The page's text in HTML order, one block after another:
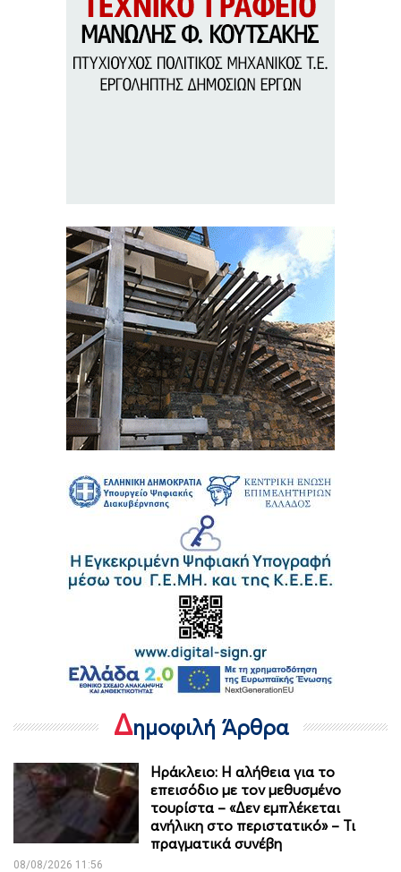
Δημοφιλή Άρθρα
Ηράκλειο: Η αλήθεια για το
επεισόδιο με τον μεθυσμένο
τουρίστα – «Δεν εμπλέκεται
ανήλικη στο περιστατικό» – Τι
πραγματικά συνέβη
08/08/2026 11:56